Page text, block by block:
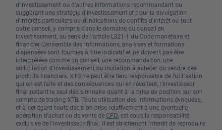
d'investissement ou d'autres informations recommandant ou
suggérant une stratégie d'investissement et pour la divulgation
d'intérêts particuliers ou d'indications de conflits d'intérêt ou tout
autre conseil, y compris dans le domaine du conseil en
investissement, au sens de l'article L321-1 du Code monétaire et
financier. L’ensemble des informations, analyses et formations
dispensées sont fournies à titre indicatif et ne doivent pas être
interprétées comme un conseil, une recommandation, une
sollicitation d’investissement ou incitation à acheter ou vendre des
produits financiers. XTB ne peut être tenu responsable de l’utilisation
qui en est faite et des conséquences qui en résultent, l’investisseur
final restant le seul décisionnaire quant à la prise de position sur son
compte de trading XTB. Toute utilisation des informations évoquées,
et à cet égard toute décision prise relativement à une éventuelle
opération d’achat ou de vente de CFD , est sous la responsabilité
exclusive de l’investisseur final. Il est strictement interdit de reproduire